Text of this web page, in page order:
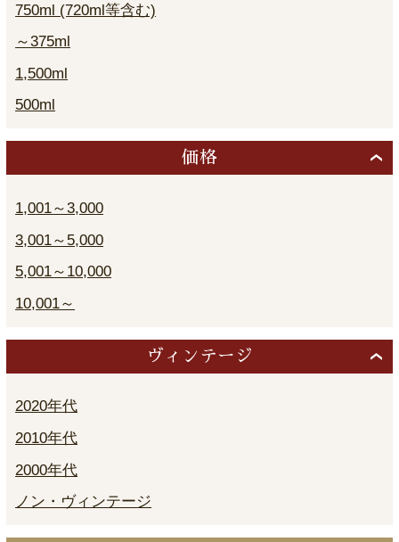
750ml (720ml等含む)
～375ml
1,500ml
500ml
価格
1,001～3,000
3,001～5,000
5,001～10,000
10,001～
ヴィンテージ
2020年代
2010年代
2000年代
ノン・ヴィンテージ